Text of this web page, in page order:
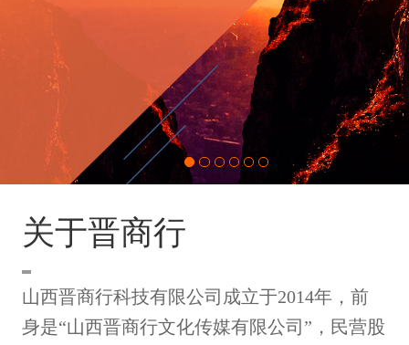
关于晋商行
山西晋商行科技有限公司成立于2014年，前
身是“山西晋商行文化传媒有限公司”，民营股